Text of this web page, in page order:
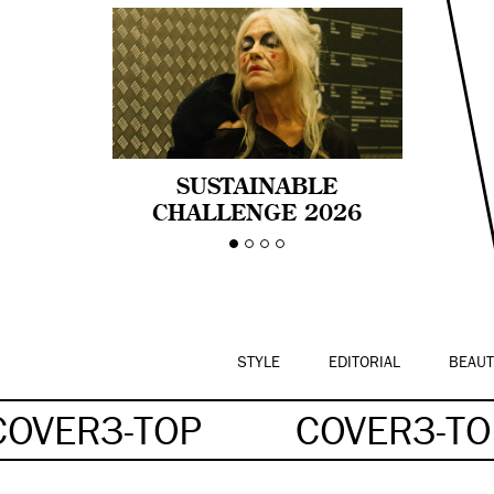
SUSTAINABLE
CHALLENGE 2026
CELEBRA LA
STYLE EDITORIAL
TOP COVER3-